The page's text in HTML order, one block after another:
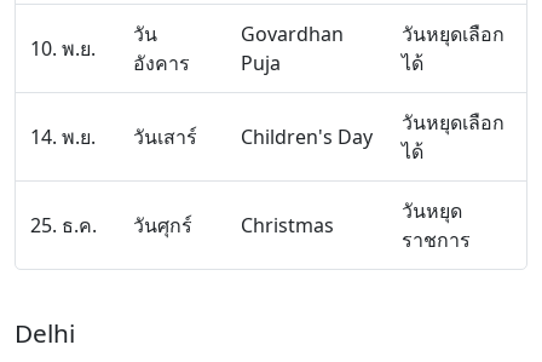
10. พ.ย.
วัน
อังคาร
Govardhan
Puja
วันหยุดเลือก
ได้
14. พ.ย. วันเสาร์ Children's Day
วันหยุดเลือก
ได้
25. ธ.ค. วันศุกร์ Christmas
วันหยุด
ราชการ
Delhi